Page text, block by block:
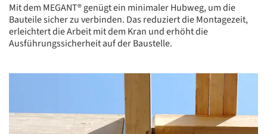
Mit dem MEGANT® genügt ein minimaler Hubweg, um die
Bauteile sicher zu verbinden. Das reduziert die Montagezeit,
erleichtert die Arbeit mit dem Kran und erhöht die
Ausführungssicherheit auf der Baustelle.